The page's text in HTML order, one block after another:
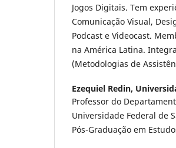
Jogos Digitais. Tem
Comunicação Visual,
Podcast e Videocast.
na América Latina.
(Metodologias de
Ezequiel Redin,
Professor do
Universidade Federal de
Pós-Graduação em